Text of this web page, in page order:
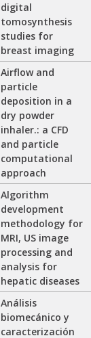
digital
tomosynthesis
studies for
breast imaging
Airflow and
particle
deposition in a
dry powder
inhaler.: a CFD
and particle
computational
approach
Algorithm
development
methodology for
MRI, US image
processing and
analysis for
hepatic diseases
Análisis
biomecánico y
caracterización